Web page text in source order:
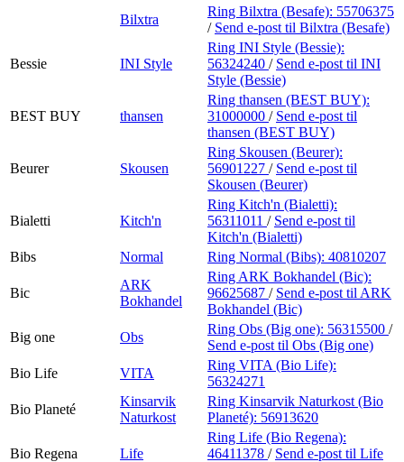
Bilxtra
Ring Bilxtra (Besafe): 55706375
/ Send e-post til Bilxtra (Besafe)
Bessie INI Style
Ring INI Style (Bessie):
56324240 / Send e-post til INI
Style (Bessie)
BEST BUY thansen
Ring thansen (BEST BUY):
31000000 / Send e-post til
thansen (BEST BUY)
Beurer Skousen
Ring Skousen (Beurer):
56901227 / Send e-post til
Skousen (Beurer)
Bialetti Kitch'n
Ring Kitch'n (Bialetti):
56311011 / Send e-post til
Kitch'n (Bialetti)
Bibs
Normal Ring Normal (Bibs): 40810207
Bic
ARK
Bokhandel
Ring ARK Bokhandel (Bic):
96625687 / Send e-post til ARK
Bokhandel (Bic)
Big one
Obs
Ring Obs (Big one): 56315500 /
Send e-post til Obs (Big one)
Bio Life
VITA
Ring VITA (Bio Life):
56324271
Bio Planeté
Kinsarvik
Naturkost
Ring Kinsarvik Naturkost (Bio
Planeté): 56913620
Bio Regena Life
Ring Life (Bio Regena):
46411378 / Send e-post til Life